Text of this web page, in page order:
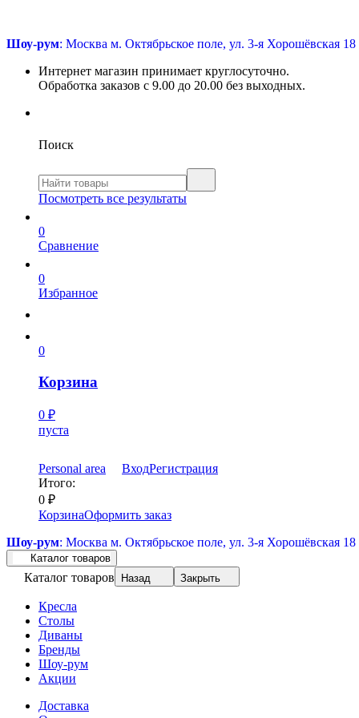
Шоу-рум: Москва м. Октябрьское поле, ул. 3-я Хорошёвская 18
Интернет магазин принимает круглосуточно.
Обработка заказов с 9.00 до 20.00 без выходных.
Поиск
Посмотреть все результаты
0
Сравнение
0
Избранное
0
Корзина
0 ₽
пуста
Personal area ВходРегистрация
Итого:
0 ₽
КорзинаОформить заказ
Шоу-рум: Москва м. Октябрьское поле, ул. 3-я Хорошёвская 18
Каталог товаров
Каталог товаров Назад Закрыть
Кресла
Столы
Диваны
Бренды
Шоу-рум
Акции
Доставка